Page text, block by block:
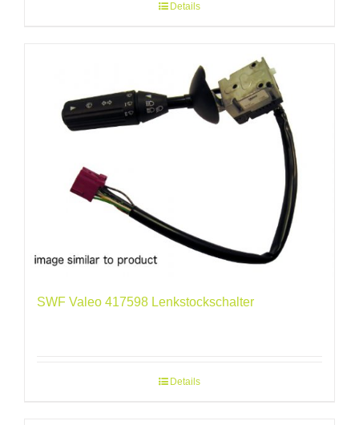
Details
SWF Valeo 417598 Lenkstockschalter
Details